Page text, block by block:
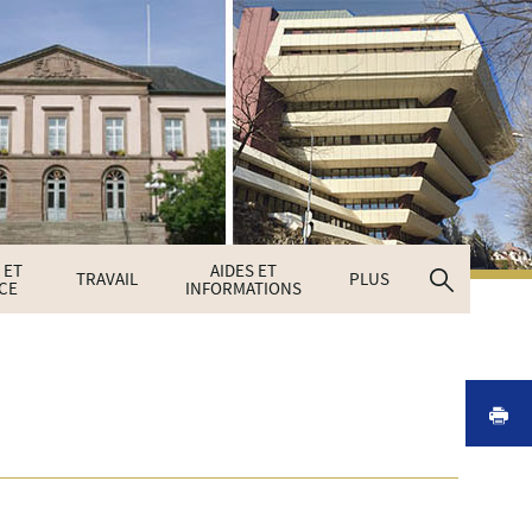
TRAVAIL AIDES ET
INFORMATIONS PLUS